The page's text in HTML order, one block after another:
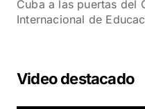
Cuba a las puertas del
Internacional de
Video destacado